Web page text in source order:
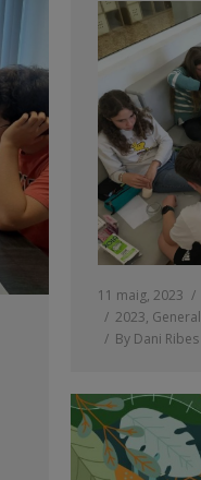
11 maig, 2023
2023, General
By Dani Ribes